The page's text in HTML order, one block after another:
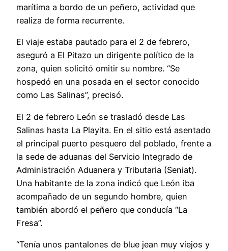
marítima a bordo de un peñero, actividad que
realiza de forma recurrente.
El viaje estaba pautado para el 2 de febrero,
aseguró a El Pitazo un dirigente político de la
zona, quien solicitó omitir su nombre. “Se
hospedó en una posada en el sector conocido
como Las Salinas”, precisó.
El 2 de febrero León se trasladó desde Las
Salinas hasta La Playita. En el sitio está asentado
el principal puerto pesquero del poblado, frente a
la sede de aduanas del Servicio Integrado de
Administración Aduanera y Tributaria (Seniat).
Una habitante de la zona indicó que León iba
acompañado de un segundo hombre, quien
también abordó el peñero que conducía “La
Fresa”.
“Tenía unos pantalones de blue jean muy viejos y